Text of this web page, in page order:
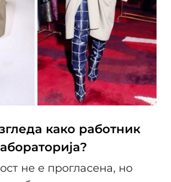
како работник
не е прогласена, но